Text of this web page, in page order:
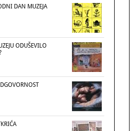
DAN MUZEJA
ODUŠEVILO